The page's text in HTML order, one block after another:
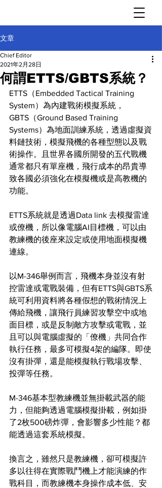
文章
何謂ETTS/GBTS系統？
Chief Editor
2021年2月28日
ETTS（Embedded Tactical Training
System）為內建戰術模擬系統，
GBTS（Ground Based Training
Systems）為地面訓練系統，透過虛擬資
料鏈技術，模擬飛機的各種型態以及戰
術操作。且世界各國所開發的五代戰機
通常都只有單座機，飛行成本的昂貴導
致各國必須強化在模擬機或是高教機的
功能。
ETTS系統就是透過Data link 去模擬雷達
或僚機，所以像電腦AI目標機，可以由
教練機的後座來設定或使用地面模擬機
連線。
以M-346舉例而言，飛機本身並沒有射
控雷達或電戰裝備，但有ETTS與GBTS系
統可利用資料將各種假想的戰術情況上
傳給飛機，讓飛行員練習攻擊空中或地
面目標，或是反制敵方攻擊或電戰，並
且可以與電腦虛擬的「僚機」共同合作
執行任務，最多可模擬4架的編隊。即使
沒有掛彈，還是能模擬執行戰場攻擊、
投彈等任務。
M-346基本型教練機並無掛載武器的能
力，但能夠透過電腦模擬掛載，例如掛
了2枚500磅炸彈，會影響多少性能？都
能透過這套系統模擬。
換言之，雖然只是教練機，卻可模擬許
多以往得在實際戰鬥機上才能演練的作
戰科目，而教練機本身操作成本低、安